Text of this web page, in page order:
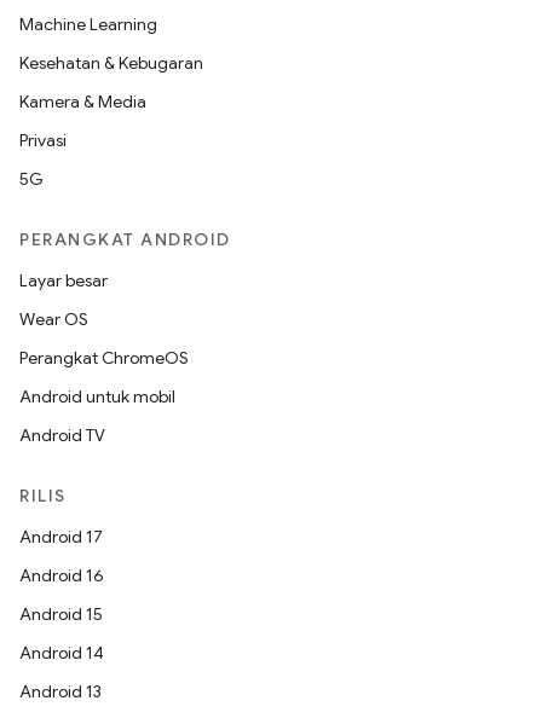
Machine Learning
Kesehatan & Kebugaran
Kamera & Media
Privasi
5G
PERANGKAT ANDROID
Layar besar
Wear OS
Perangkat ChromeOS
Android untuk mobil
Android TV
RILIS
Android 17
Android 16
Android 15
Android 14
Android 13